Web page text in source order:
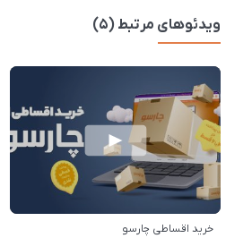
ویدئوهای مرتبط (5)
خرید اقساطی چارسو